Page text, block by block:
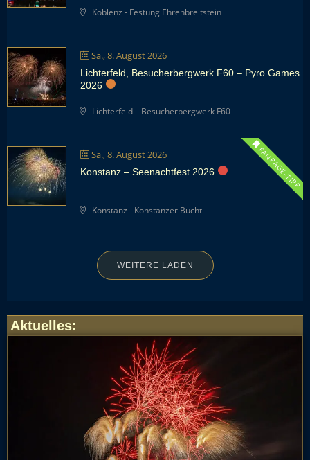
Koblenz - Festung Ehrenbreitstein
Sa., 8. August 2026
Lichterfeld, Besucherbergwerk F60 – Pyro Games
2026
Lichterfeld – Besucherbergwerk F60
Sa., 8. August 2026 FANPAGE-TIPP
Konstanz – Seenachtfest 2026
Konstanz - Konstanzer Bucht
WEITERE LADEN
Aktuelles: